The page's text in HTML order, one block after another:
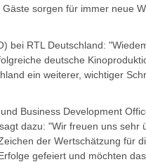
sorgen für immer neue
bei RTL Deutschland:
deutsche
ein weiterer, wichtiger
Business Development
dazu: "Wir freuen uns sehr
der Wertschätzung für
gefeiert und möchten